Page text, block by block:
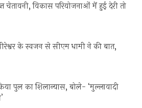
चेतावनी, विकास परियोजनाओं में हुई देरी तो
के स्वजन से सीएम धामी ने की बात,
पुल का शिलान्यास, बोले- ‘मुल्लावादी